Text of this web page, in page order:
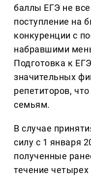
баллы ЕГЭ не
поступление на
конкуренции с
набравшими
Подготовка к
значительных
репетиторов,
семьям.
В случае
силу с 1 января
полученные
течение